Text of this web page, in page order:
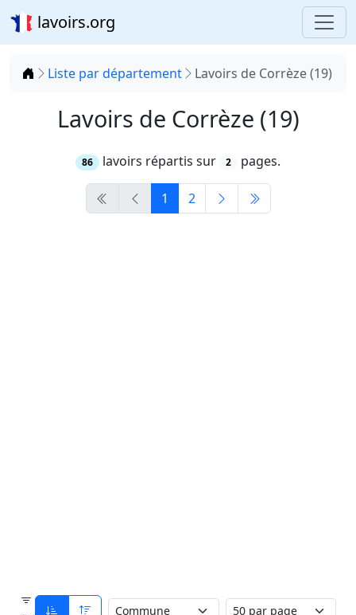
lavoirs.org
Accueil
Liste par département Lavoirs de Corrèze (19)
Lavoirs de Corrèze (19)
86 lavoirs répartis sur 2 pages.
1 2